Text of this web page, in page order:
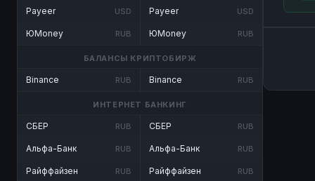
Payeer USD
ЮMoney RUB
Payeer USD
ЮMoney RUB
БАЛАНСЫ КРИПТОБИРЖ
Binance RUB Binance RUB
ИНТЕРНЕТ БАНКИНГ
СБЕР RUB
Альфа-Банк RUB
Райффайзен RUB
СБЕР RUB
Альфа-Банк RUB
Райффайзен RUB